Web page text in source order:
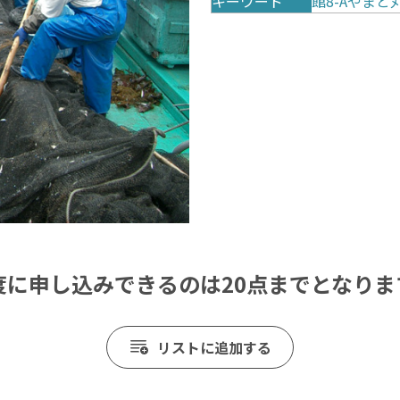
申し込みできるのは20点までとなりま
リストに追加する